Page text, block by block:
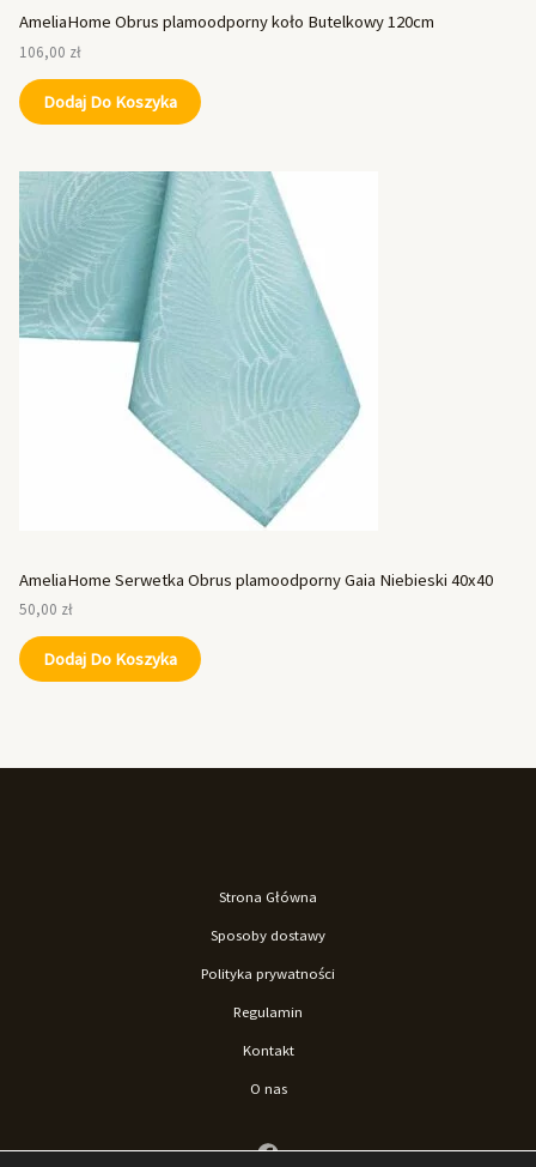
AmeliaHome Obrus plamoodporny koło Butelkowy 120cm
106,00 zł
Dodaj Do Koszyka
AmeliaHome Serwetka Obrus plamoodporny Gaia Niebieski 40x40
50,00 zł
Dodaj Do Koszyka
Strona Główna
Sposoby dostawy
Polityka prywatności
Regulamin
Kontakt
O nas